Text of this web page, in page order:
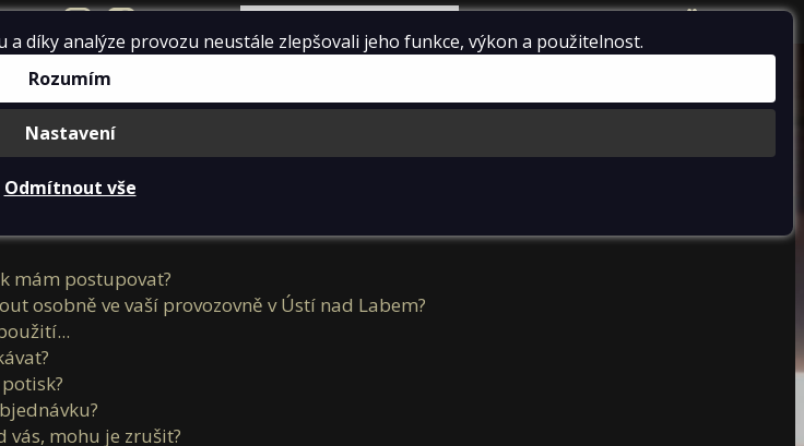
Nová trička Conflict 2025
Conflict čepice
Conflict warrior trička
Conflict tactical Art Trika
Conflict Mikiny a polokošile
Conflict Doprodej triček
Textil pro operátory
Textil pro IZS
Týmová trika
Dámská
Pánská
mám postupovat?
osobně ve vaší provozovně v Ústí nad Labem?
mohu je zrušit?
díky analýze provozu neustále zlepšovali jeho funkce, výkon a použitelnost.
Rozumím
Nastavení
Odmítnout vše